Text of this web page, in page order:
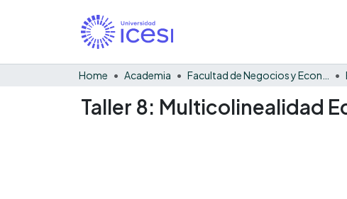
Home Academia
Taller 8: Multicolinealidad